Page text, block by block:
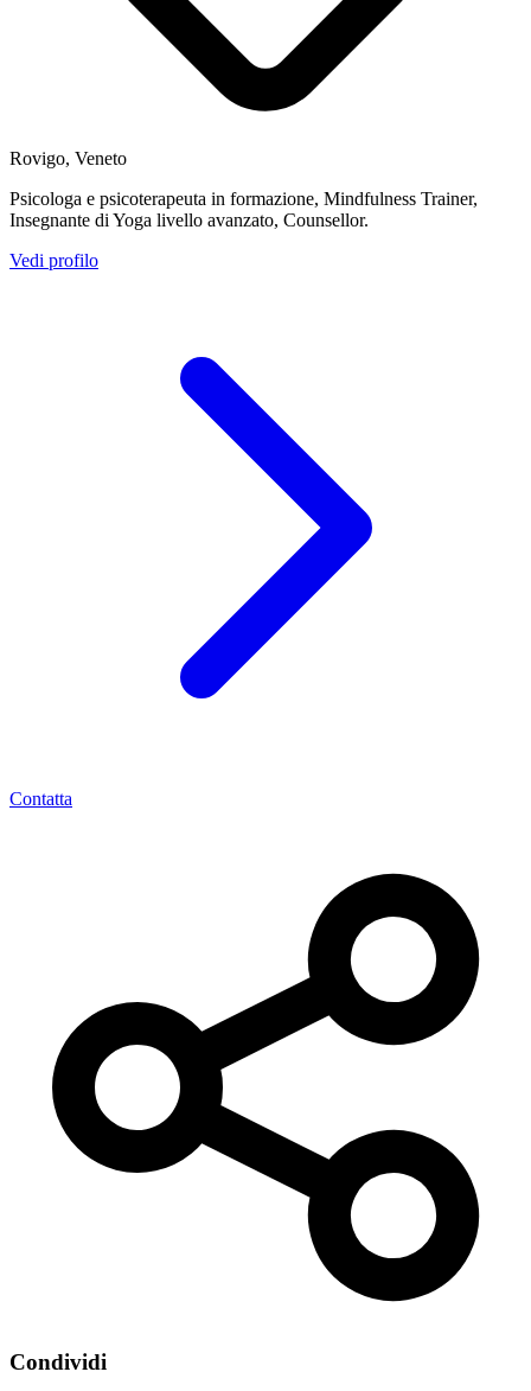
Rovigo, Veneto
Psicologa e psicoterapeuta in formazione, Mindfulness Trainer,
Insegnante di Yoga livello avanzato, Counsellor.
Vedi profilo
Contatta
Condividi